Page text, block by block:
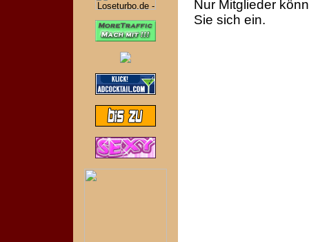
Nur Mitglieder
Sie sich ein.